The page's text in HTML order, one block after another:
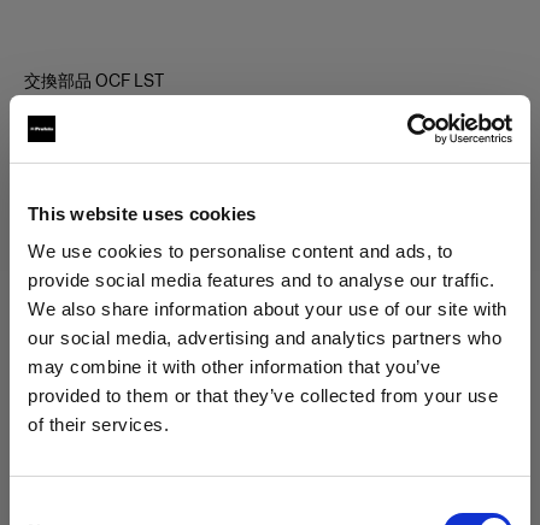
This website uses cookies
We use cookies to personalise content and ads, to
provide social media features and to analyse our traffic.
We also share information about your use of our site with
our social media, advertising and analytics partners who
may combine it with other information that you’ve
provided to them or that they’ve collected from your use
of their services.
地域を変更しますか？
交換部品 OCF LST
Rod kit for OCF Softbox
Rectangular
バリエーションを選択：
選択済み
OCF ソフトボックス 交換用ロッドキッ
ト 60x90cm
消費税込み